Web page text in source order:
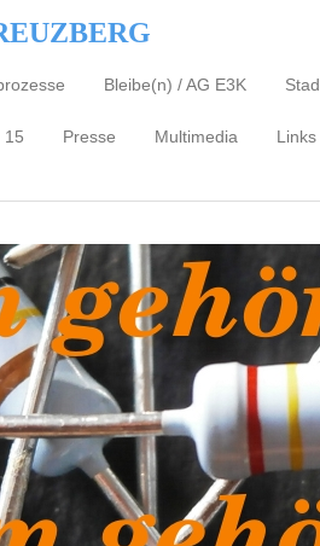
Bleibe(n) / AG E3K
15 Presse Multimedia Links